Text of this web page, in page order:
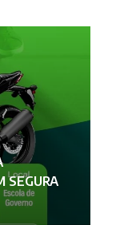
SEGURA